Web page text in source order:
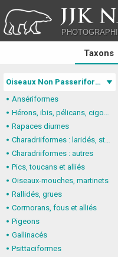
JJK
Taxons
Oiseaux Non Passeriformes
Ansériformes
Hérons, ibis, pélicans, cigognes
Rapaces diurnes
Charadriiformes : laridés, stercorariidés, glaréolidés
Charadriiformes : autres
Pics, toucans et alliés
Oiseaux-mouches, martinets
Rallidés, grues
Cormorans, fous et alliés
Pigeons
Gallinacés
Psittaciformes